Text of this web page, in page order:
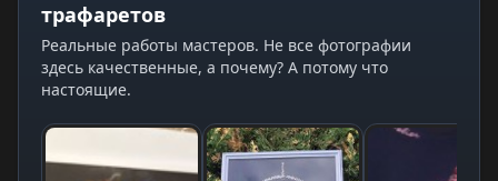
трафаретов
Реальные работы мастеров. Не все фотографии
здесь качественные, а почему? А потому что
настоящие.